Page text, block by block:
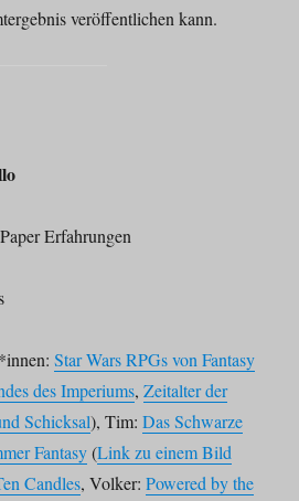
veröffentlichen kann.
Erfahrungen
Star Wars RPGs von Fantasy
des Imperiums,Zeitalter der
Schicksal), Tim:Das Schwarze
Fantasy(Link zu einem Bild
Candles, Volker:Powered by the